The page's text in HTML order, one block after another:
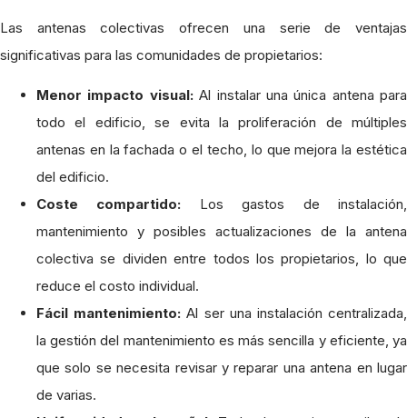
Las antenas colectivas ofrecen una serie de ventajas
significativas para las comunidades de propietarios:
Menor impacto visual:Al instalar una única antena para
todo el edificio, se evita la proliferación de múltiples
antenas en la fachada o el techo, lo que mejora la estética
del edificio.
Coste compartido: Los gastos de instalación,
mantenimiento y posibles actualizaciones de la antena
colectiva se dividen entre todos los propietarios, lo que
reduce el costo individual.
Fácil mantenimiento: Al ser una instalación centralizada,
la gestión del mantenimiento es más sencilla y eficiente, ya
que solo se necesita revisar y reparar una antena en lugar
de varias.